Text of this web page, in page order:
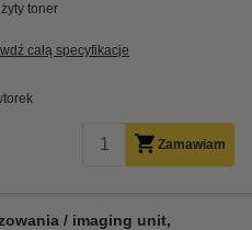
toner
całą specyfikacje
Zamawiam
/ imaging unit,